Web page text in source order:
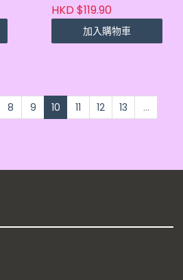
HKD $119.90
加入購物車
8 9 10 11 12 13
...